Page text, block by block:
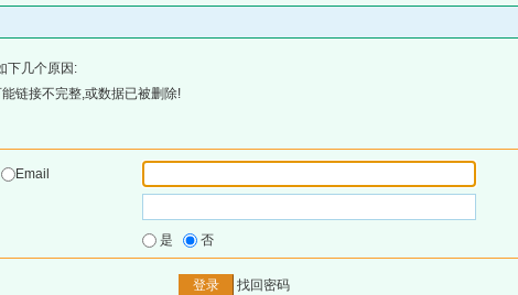
下几个原因:
链接不完整,或数据已被删除!
Email
是 否
找回密码